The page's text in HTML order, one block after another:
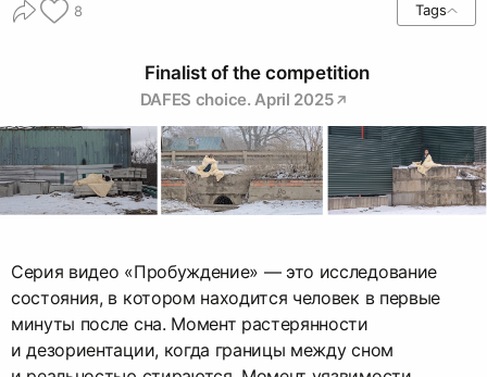
8 Tags
Finalist of the competition
DAFES choice. April 2025
Серия видео «Пробуждение» — это исследование
состояния, в котором находится человек в первые
минуты после сна. Момент растерянности
и дезориентации, когда границы между сном